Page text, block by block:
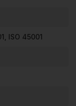
ISO 45001